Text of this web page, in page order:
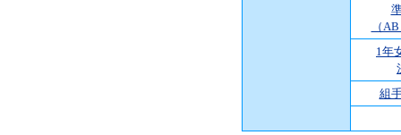
（
1年
組